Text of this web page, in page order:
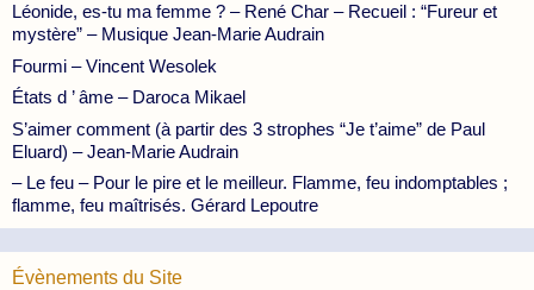
Léonide, es-tu ma femme ? – René Char – Recueil : “Fureur et
mystère” – Musique Jean-Marie Audrain
Fourmi – Vincent Wesolek
États d ’ âme – Daroca Mikael
S’aimer comment (à partir des 3 strophes “Je t’aime” de Paul
Eluard) – Jean-Marie Audrain
– Le feu – Pour le pire et le meilleur. Flamme, feu indomptables ;
flamme, feu maîtrisés. Gérard Lepoutre
Évènements du Site